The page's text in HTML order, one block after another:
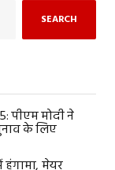
SEARCH
पीएम मोदी ने
के लिए
मेयर